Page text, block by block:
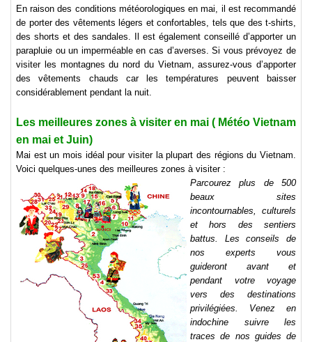
En raison des conditions météorologiques en mai, il est recommandé
de porter des vêtements légers et confortables, tels que des t-shirts,
des shorts et des sandales. Il est également conseillé d’apporter un
parapluie ou un imperméable en cas d’averses. Si vous prévoyez de
visiter les montagnes du nord du Vietnam, assurez-vous d’apporter
des vêtements chauds car les températures peuvent baisser
considérablement pendant la nuit.
Les meilleures zones à visiter en mai ( Météo Vietnam
en mai et Juin)
Mai est un mois idéal pour visiter la plupart des régions du Vietnam.
Voici quelques-unes des meilleures zones à visiter :
Parcourez plus de 500
beaux sites
incontournables, culturels
et hors des sentiers
battus. Les conseils de
nos experts vous
guideront avant et
pendant votre voyage
vers des destinations
privilégiées. Venez en
indochine suivre les
traces de nos guides de